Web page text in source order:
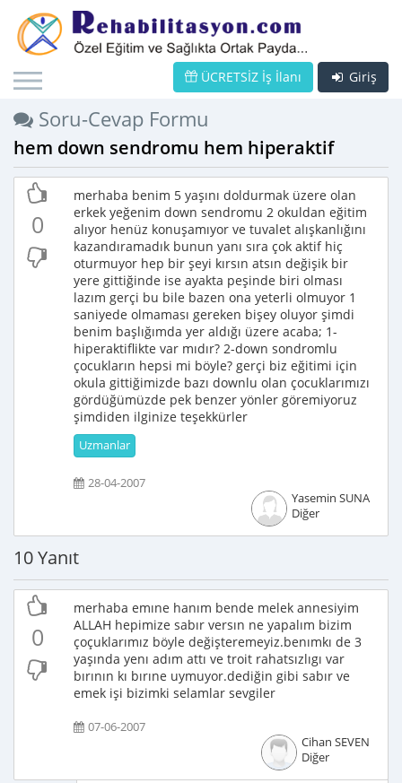
Giriş
ÜCRETSİZ İş İlanı
Soru-Cevap Formu
hem down sendromu hem hiperaktif
0
merhaba benim 5 yaşını doldurmak üzere olan
erkek yeğenim down sendromu 2 okuldan eğitim
alıyor henüz konuşamıyor ve tuvalet alışkanlığını
kazandıramadık bunun yanı sıra çok aktif hiç
oturmuyor hep bir şeyi kırsın atsın değişik bir
yere gittiğinde ise ayakta peşinde biri olması
lazım gerçi bu bile bazen ona yeterli olmuyor 1
saniyede olmaması gereken bişey oluyor şimdi
benim başlığımda yer aldığı üzere acaba; 1-
hiperaktiflikte var mıdır? 2-down sondromlu
çocukların hepsi mi böyle? gerçi biz eğitimi için
okula gittiğimizde bazı downlu olan çocuklarımızı
gördüğümüzde pek benzer yönler göremiyoruz
şimdiden ilginize teşekkürler
Uzmanlar
28-04-2007
Yasemin SUNA
Diğer
10 Yanıt
0
merhaba emıne hanım bende melek annesiyim
ALLAH hepimize sabır versın ne yapalım bizim
çoçuklarımız böyle değişteremeyiz.benımkı de 3
yaşında yenı adım attı ve troit rahatsızlıgı var
bırının kı bırıne uymuyor.dediğin gibi sabır ve
emek işi bizimki selamlar sevgiler
07-06-2007
Cihan SEVEN
Diğer